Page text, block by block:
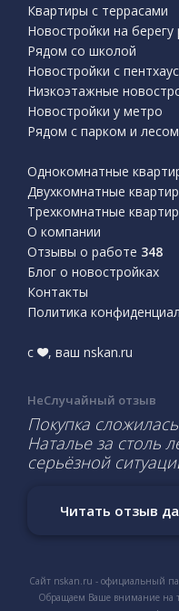
Квартиры с террасами
Новостройки на берегу
Рядом со школой
Новостройки с
Низкоэтажные
Новостройки у метро
Рядом с парком и лесом
Однокомнатные
Двухкомнатные
Трехкомнатные
О компании
Отзывы о работе 348
Блог о новостройках
Контакты
Политика
с , ваш nskan.ru
НеСлучайный отзыв
Покупка
Наталье за столь
серьёзной
Читать отзыв
Сайт nskan.ru - официальный
Обращаем Ваше внимание на